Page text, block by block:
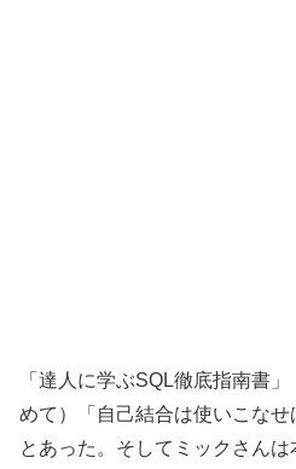
「達人に学ぶSQL徹底指南書
めて）「自己結合は使いこなせ
とあった。そしてミックさんは